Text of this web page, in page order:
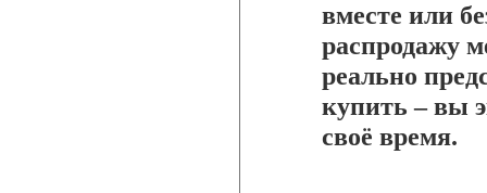
вместе или
распродажу
реально
купить – вы
своё время.